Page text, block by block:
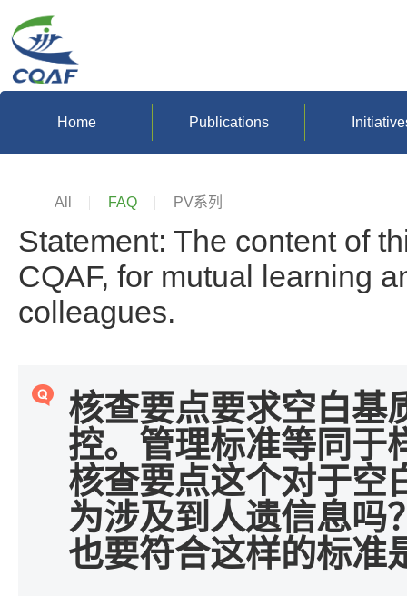
Home Publications
All FAQ PV系列
Statement: The content of
CQAF, for mutual learning
colleagues.
核查要点要求空白基
控。管理标准等同于
核查要点这个对于空
为涉及到人遗信息吗
也要符合这样的标准